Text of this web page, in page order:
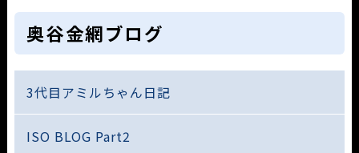
奥谷金網ブログ
3代目アミルちゃん日記
ISO BLOG Part2